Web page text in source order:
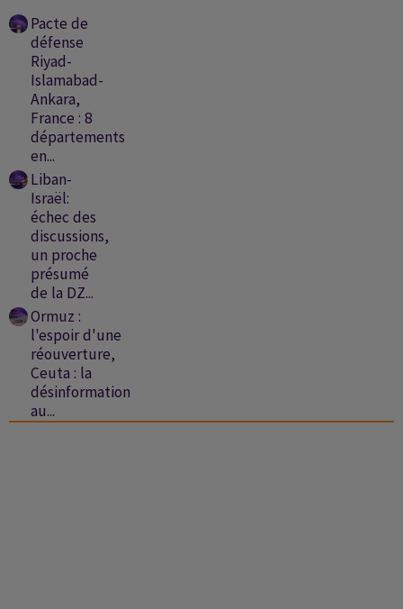
Pacte de
défense
Riyad-
Islamabad-
Ankara,
France : 8
départements
en...
Liban-
Israël:
échec des
discussions,
un proche
présumé
de la DZ...
Ormuz :
l'espoir d'une
réouverture,
Ceuta : la
désinformation
au...